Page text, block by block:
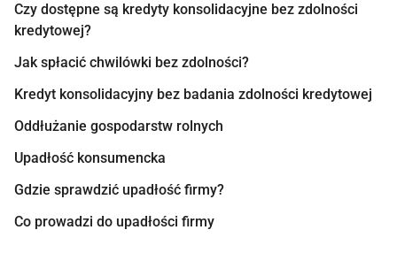
Czy dostępne są kredyty konsolidacyjne bez zdolności
kredytowej?
Jak spłacić chwilówki bez zdolności?
Kredyt konsolidacyjny bez badania zdolności kredytowej
Oddłużanie gospodarstw rolnych
Upadłość konsumencka
Gdzie sprawdzić upadłość firmy?
Co prowadzi do upadłości firmy